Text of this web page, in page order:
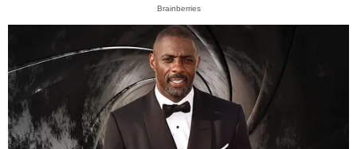
Brainberries